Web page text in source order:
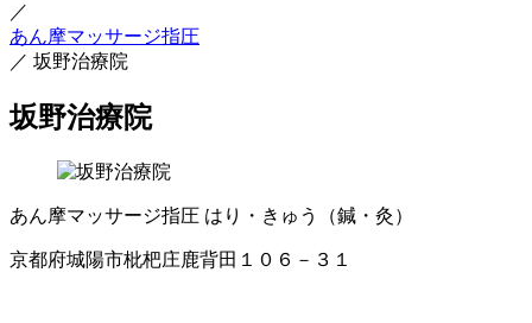
／
あん摩マッサージ指圧
／ 坂野治療院
坂野治療院
あん摩マッサージ指圧 はり・きゅう（鍼・灸）
京都府城陽市枇杷庄鹿背田１０６－３１